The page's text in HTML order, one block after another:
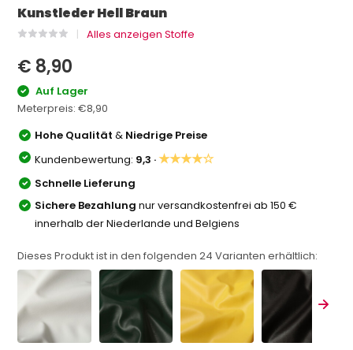
Kunstleder Hell Braun
Alles anzeigen Stoffe
€ 8,90
Auf Lager
Meterpreis:€8,90
Hohe Qualität& Niedrige Preise
Kundenbewertung: 9,3 ·★★★★☆
Schnelle Lieferung
Sichere Bezahlung nur versandkostenfrei ab 150 €
innerhalb der Niederlande und Belgiens
Dieses Produkt ist in den folgenden24 Varianten erhältlich: